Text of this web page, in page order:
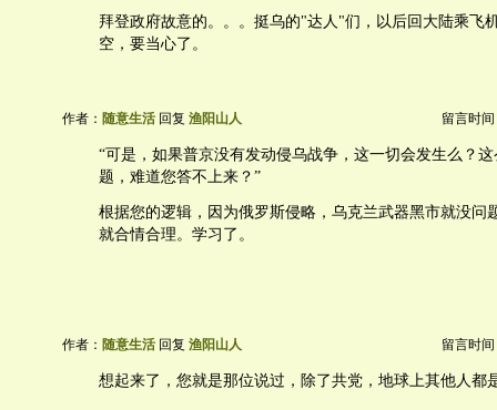
拜登政府故意的。。。挺乌的"达人"们，以后回大陆乘飞
空，要当心了。
作者： 随意生活 回复 渔阳山人 留言时间
“可是，如果普京没有发动侵乌战争，这一切会发生么？
题，难道您答不上来？”
根据您的逻辑，因为俄罗斯侵略，乌克兰武器黑市就没问
就合情合理。学习了。
作者： 随意生活 回复 渔阳山人 留言时间
想起来了，您就是那位说过，除了共党，地球上其他人都